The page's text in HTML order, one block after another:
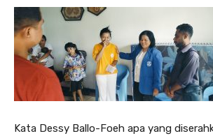
Kata Dessy Ballo-Foeh apa yang